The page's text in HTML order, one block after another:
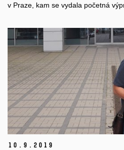
v Praze, kam se vydala početná
10. 9. 2019